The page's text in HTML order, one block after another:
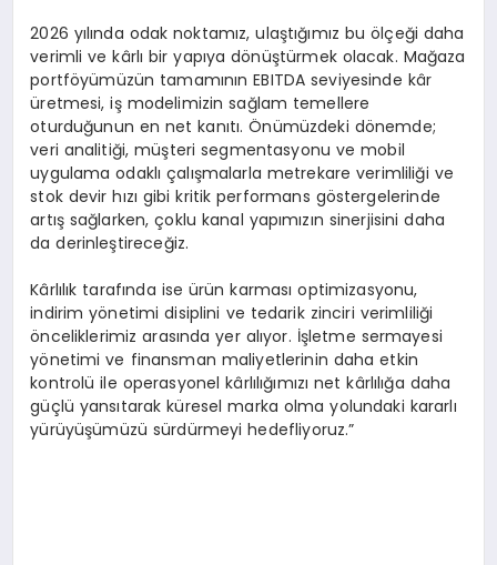
2026 yılında odak noktamız, ulaştığımız bu ölçeği daha
verimli ve kârlı bir yapıya dönüştürmek olacak. Mağaza
portföyümüzün tamamının EBITDA seviyesinde kâr
üretmesi, iş modelimizin sağlam temellere
oturduğunun en net kanıtı. Önümüzdeki dönemde;
veri analitiği, müşteri segmentasyonu ve mobil
uygulama odaklı çalışmalarla metrekare verimliliği ve
stok devir hızı gibi kritik performans göstergelerinde
artış sağlarken, çoklu kanal yapımızın sinerjisini daha
da derinleştireceğiz.
Kârlılık tarafında ise ürün karması optimizasyonu,
indirim yönetimi disiplini ve tedarik zinciri verimliliği
önceliklerimiz arasında yer alıyor. İşletme sermayesi
yönetimi ve finansman maliyetlerinin daha etkin
kontrolü ile operasyonel kârlılığımızı net kârlılığa daha
güçlü yansıtarak küresel marka olma yolundaki kararlı
yürüyüşümüzü sürdürmeyi hedefliyoruz.”